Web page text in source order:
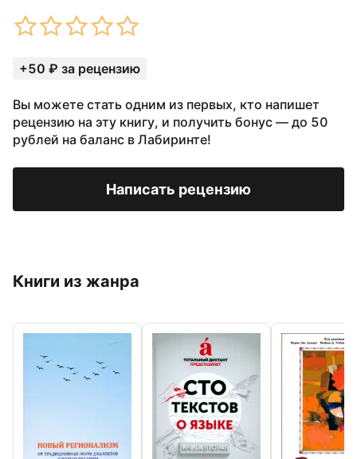
+50 ₽ за рецензию
Вы можете стать одним из первых, кто напишет
рецензию на эту книгу, и получить бонус — до 50
рублей на баланс в Лабиринте!
Написать рецензию
Книги из жанра